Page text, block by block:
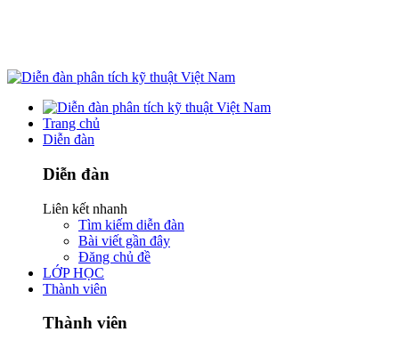
Trang chủ
Diễn đàn
Diễn đàn
Liên kết nhanh
Tìm kiếm diễn đàn
Bài viết gần đây
Đăng chủ đề
LỚP HỌC
Thành viên
Thành viên